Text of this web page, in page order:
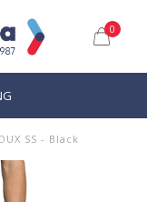
0
SS - Black